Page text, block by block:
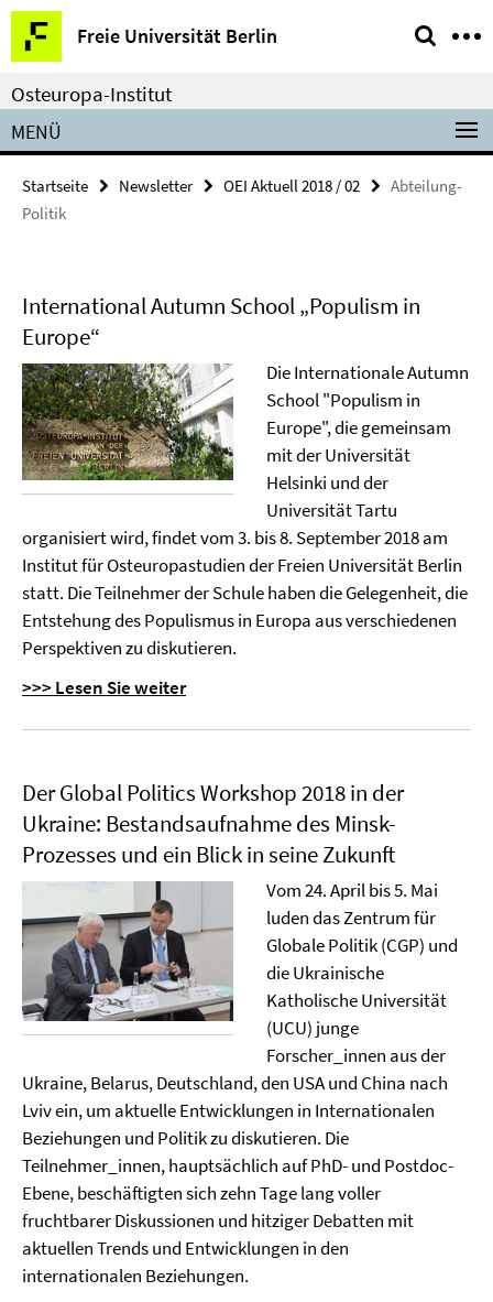
Springe
direkt
zu
Inhalt
Freie Universität Berlin
Service-
Navigation
Osteuropa-Institut
MENÜ
Startseite Newsletter OEI Aktuell 2018 / 02
Abteilung-
Politik
International Autumn School „Populism in
Europe“
Die Internationale Autumn
School "Populism in
Europe", die gemeinsam
mit der Universität
Helsinki und der
Universität Tartu
organisiert wird, findet vom 3. bis 8. September 2018 am
Institut für Osteuropastudien der Freien Universität Berlin
statt. Die Teilnehmer der Schule haben die Gelegenheit, die
Entstehung des Populismus in Europa aus verschiedenen
Perspektiven zu diskutieren.
>>> Lesen Sie weiter
Der Global Politics Workshop 2018 in der
Ukraine: Bestandsaufnahme des Minsk-
Prozesses und ein Blick in seine Zukunft
Vom 24. April bis 5. Mai
luden das Zentrum für
Globale Politik (CGP) und
die Ukrainische
Katholische Universität
(UCU) junge
Forscher_innen aus der
Ukraine, Belarus, Deutschland, den USA und China nach
Lviv ein, um aktuelle Entwicklungen in Internationalen
Beziehungen und Politik zu diskutieren. Die
Teilnehmer_innen, hauptsächlich auf PhD- und Postdoc-
Ebene, beschäftigten sich zehn Tage lang voller
fruchtbarer Diskussionen und hitziger Debatten mit
aktuellen Trends und Entwicklungen in den
internationalen Beziehungen.